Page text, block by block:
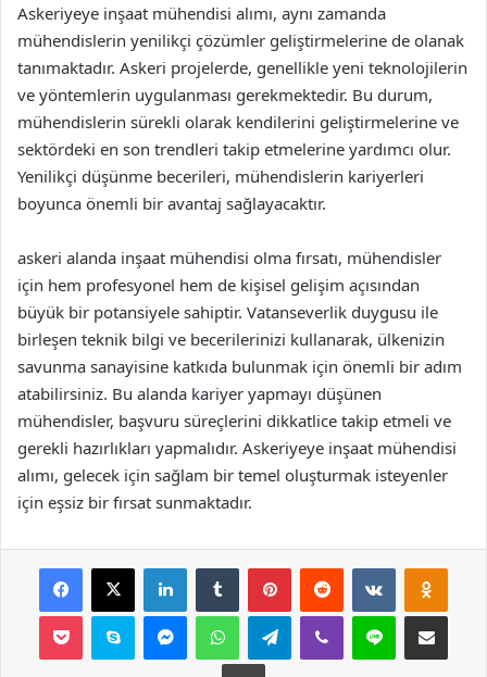
Askeriyeye inşaat mühendisi alımı, aynı zamanda
mühendislerin yenilikçi çözümler geliştirmelerine de olanak
tanımaktadır. Askeri projelerde, genellikle yeni teknolojilerin
ve yöntemlerin uygulanması gerekmektedir. Bu durum,
mühendislerin sürekli olarak kendilerini geliştirmelerine ve
sektördeki en son trendleri takip etmelerine yardımcı olur.
Yenilikçi düşünme becerileri, mühendislerin kariyerleri
boyunca önemli bir avantaj sağlayacaktır.
askeri alanda inşaat mühendisi olma fırsatı, mühendisler
için hem profesyonel hem de kişisel gelişim açısından
büyük bir potansiyele sahiptir. Vatanseverlik duygusu ile
birleşen teknik bilgi ve becerilerinizi kullanarak, ülkenizin
savunma sanayisine katkıda bulunmak için önemli bir adım
atabilirsiniz. Bu alanda kariyer yapmayı düşünen
mühendisler, başvuru süreçlerini dikkatlice takip etmeli ve
gerekli hazırlıkları yapmalıdır. Askeriyeye inşaat mühendisi
alımı, gelecek için sağlam bir temel oluşturmak isteyenler
için eşsiz bir fırsat sunmaktadır.
Facebook
X LinkedInTumblr PinterestReddit VKontakte
Pocket Skype MessengerWhatsAppTelegramViber Line E-Posta ile
Yazdır